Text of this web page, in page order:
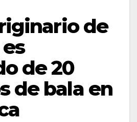
de
de 20
de bala en